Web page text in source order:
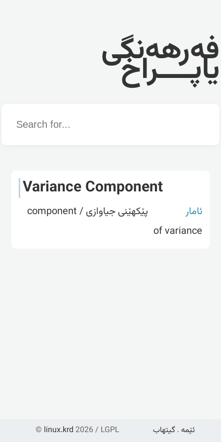
فەرهەنگی
یاپــــراخ
Word
Variance Component
ئامار
پێکهێنی جیاوازی / component
of variance
© linux.krd 2026 / LGPL ئێمە . گیتهاب